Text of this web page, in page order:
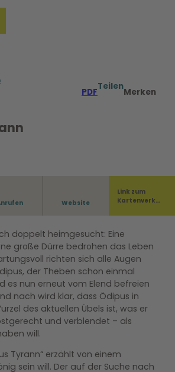
PDF
Teilen
Merken
Website
Link zum
Kartenverka
(Frankfurter
doppelt heimgesucht: Eine
große Dürre bedrohen das Leben
richten sich alle Augen
der Theben schon einmal
es nun erneut vom Elend befreien
nach wird klar, dass Ödipus in
des aktuellen Übels ist, was er
und verblendet – als
will.
Tyrann“ erzählt von einem
sein will. Der auf der Suche nach